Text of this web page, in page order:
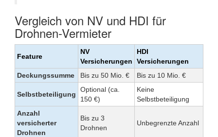
Vergleich von NV und HDI für
Drohnen-Vermieter
Feature
NV
Versicherungen
HDI
Versicherungen
Deckungssumme
Bis zu 50 Mio. € Bis zu 10 Mio. €
Selbstbeteiligung
Optional (ca.
150 €)
Keine
Selbstbeteiligung
Anzahl
versicherter
Drohnen
Bis zu 3
Drohnen
Unbegrenzte Anzahl